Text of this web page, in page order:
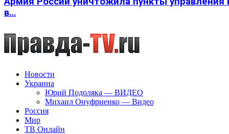
в…
Новости
Украина
Юрий Подоляка — ВИДЕО
Михаил Онуфриенко — Видео
Россия
Мир
ТВ Онлайн